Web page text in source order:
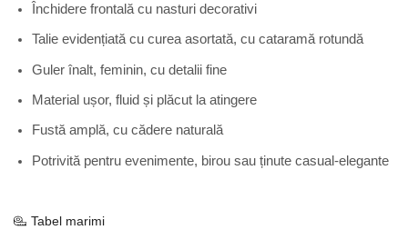
Închidere frontală cu nasturi decorativi
Talie evidențiată cu curea asortată, cu cataramă rotundă
Guler înalt, feminin, cu detalii fine
Material ușor, fluid și plăcut la atingere
Fustă amplă, cu cădere naturală
Potrivită pentru evenimente, birou sau ținute casual-elegante
Tabel marimi